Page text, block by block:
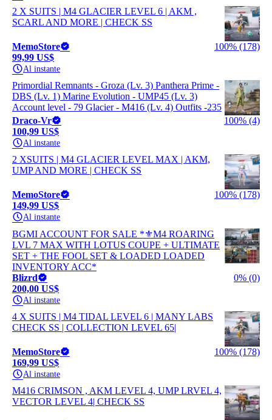
2 X SUITS | M4 GLACIER LEVEL 6 | AKM ,
SCARL AND MORE | CHECK SS
MemoStore
100% (178)
99,99 US$
Al instante
Primordial Remnants - Groza (Lv. 3) Panthera Prime -
DBS (Lv. 1) Marine Evolution - UMP45 (Lv. 3)
Account level - 79 Glacier - M416 (Lv. 4) Outfits -235
Draco-Vr
100% (4)
100,99 US$
Al instante
2 XSUITS | M4 GLACIER LEVEL MAX | AKM,
UMP AND MORE | CHECK SS
MemoStore
100% (178)
149,99 US$
Al instante
BGMI ACCOUNT FOR SALE *⚜️M4 ROARING
LVL 7 MAX WITH LOTUS COUPE + ULTIMATE
SET + THE FOOL SET & LOADED LOADED
INVENTORY ACC*
Blizrd
0% (0)
200,00 US$
Al instante
4 X SUITS | M4 TIDAL LEVEL 6 | MANY LABS
CHECK SS | COLLECTION LEVEL 65|
MemoStore
100% (178)
169,99 US$
Al instante
M416 CRIMSON , AKM LEVEL 4, UMP LRVEL 4,
VECTOR LEVEL 4| CHECK SS